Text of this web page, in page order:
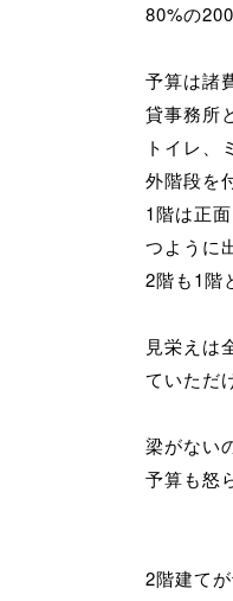
80%の
予算は諸
貸事務所
トイレ、
外階段を
1階は正
つように
2階も1階
見栄えは
ていただ
梁がない
予算も怒
2階建て